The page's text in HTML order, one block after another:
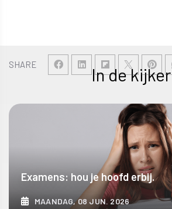
SHARE In de kijker
Examens: hou je hoofd erbij.
MAANDAG, 08 JUN. 2026